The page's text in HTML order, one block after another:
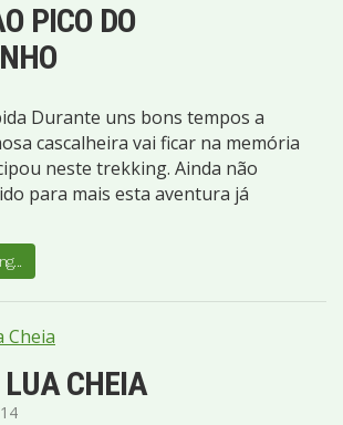
PICO DO
Durante uns bons tempos a
cascalheira vai ficar na memória
neste trekking. Ainda não
para mais esta aventura já
LUA CHEIA